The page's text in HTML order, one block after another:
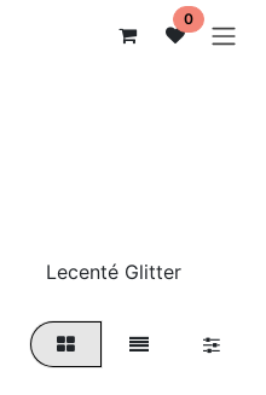
0
Lecenté Glitter